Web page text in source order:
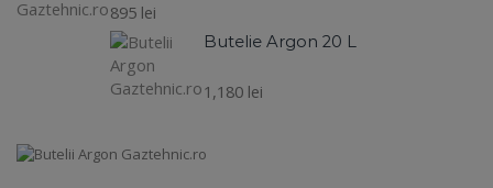
895 lei
Butelie Argon 20 L
1,180 lei